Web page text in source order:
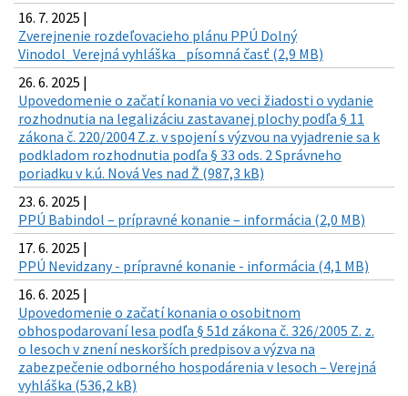
16. 7. 2025 |
Zverejnenie rozdeľovacieho plánu PPÚ Dolný
Vinodol_Verejná vyhláška _písomná časť (2,9 MB)
26. 6. 2025 |
Upovedomenie o začatí konania vo veci žiadosti o vydanie
rozhodnutia na legalizáciu zastavanej plochy podľa § 11
zákona č. 220/2004 Z.z. v spojení s výzvou na vyjadrenie sa k
podkladom rozhodnutia podľa § 33 ods. 2 Správneho
poriadku v k.ú. Nová Ves nad Ž (987,3 kB)
23. 6. 2025 |
PPÚ Babindol – prípravné konanie – informácia (2,0 MB)
17. 6. 2025 |
PPÚ Nevidzany - prípravné konanie - informácia (4,1 MB)
16. 6. 2025 |
Upovedomenie o začatí konania o osobitnom
obhospodarovaní lesa podľa § 51d zákona č. 326/2005 Z. z.
o lesoch v znení neskorších predpisov a výzva na
zabezpečenie odborného hospodárenia v lesoch – Verejná
vyhláška (536,2 kB)